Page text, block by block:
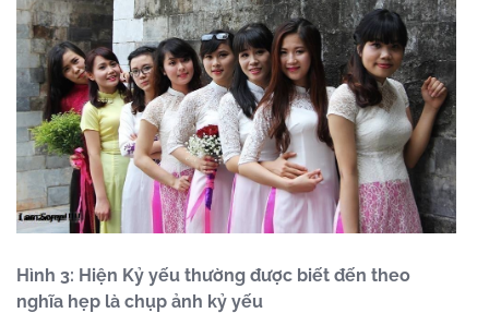
Hình 3: Hiện Kỷ yếu thường được biết đến theo
nghĩa hẹp là chụp ảnh kỷ yếu